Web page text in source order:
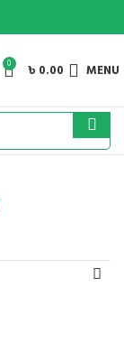
0 ৳ 0.00 MENU